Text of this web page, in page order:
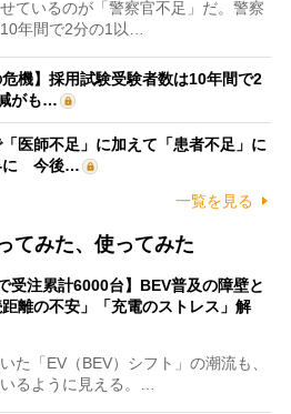
ているのが「警察官不足」だ。警察
年間で2分の1以…
危機】採用試験受験者数は10年間で2
がも…
「医師不足」に加えて「患者不足」に
に 今後…
一覧を見る
てみた、使ってみた
受注累計6000台】BEV普及の障壁と
離の不安」「充電のストレス」解
「EV（BEV）シフト」の潮流も、
るように見える。…